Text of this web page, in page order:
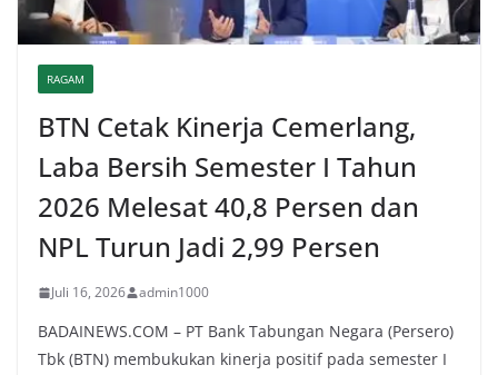
RAGAM
BTN Cetak Kinerja Cemerlang,
Laba Bersih Semester I Tahun
2026 Melesat 40,8 Persen dan
NPL Turun Jadi 2,99 Persen
Juli 16, 2026 admin1000
BADAINEWS.COM – PT Bank Tabungan Negara (Persero)
Tbk (BTN) membukukan kinerja positif pada semester I